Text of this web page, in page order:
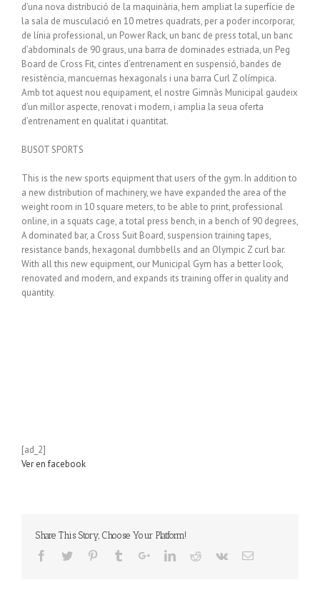
d’una nova distribució de la maquinària, hem ampliat la superfície de
la sala de musculació en 10 metres quadrats, per a poder incorporar,
de línia professional, un Power Rack, un banc de press total, un banc
d’abdominals de 90 graus, una barra de dominades estriada, un Peg
Board de Cross Fit, cintes d’entrenament en suspensió, bandes de
resistència, mancuernas hexagonals i una barra Curl Z olímpica.
Amb tot aquest nou equipament, el nostre Gimnàs Municipal gaudeix
d’un millor aspecte, renovat i modern, i amplia la seua oferta
d’entrenament en qualitat i quantitat.
BUSOT SPORTS
This is the new sports equipment that users of the gym. In addition to
a new distribution of machinery, we have expanded the area of ​​the
weight room in 10 square meters, to be able to print, professional
online, in a squats cage, a total press bench, in a bench of 90 degrees,
A dominated bar, a Cross Suit Board, suspension training tapes,
resistance bands, hexagonal dumbbells and an Olympic Z curl bar.
With all this new equipment, our Municipal Gym has a better look,
renovated and modern, and expands its training offer in quality and
quantity.
[ad_2]
Ver en facebook
Share This Story, Choose Your Platform!